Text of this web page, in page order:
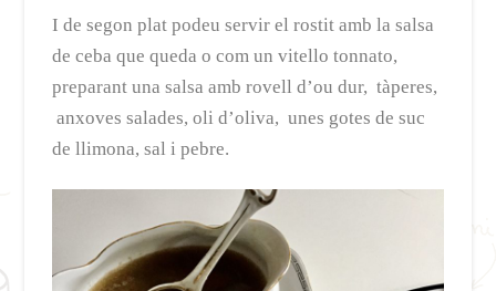
I de segon plat podeu servir el rostit amb la salsa
de ceba que queda o com un vitello tonnato,
preparant una salsa amb rovell d’ou dur, tàperes,
anxoves salades, oli d’oliva, unes gotes de suc
de llimona, sal i pebre.